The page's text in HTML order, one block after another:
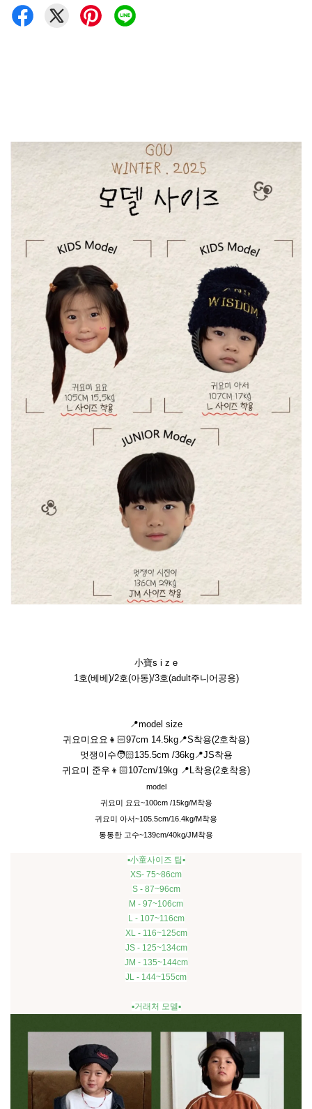
小寶s i z e
1호(베베)/2호(아동)/3호(adult주니어공용)
📍model size
귀요미요요👧🏻97cm 14.5kg📍S착용(2호착용)
멋쟁이수🧑🏻135.5cm /36kg📍JS착용
귀요미 준우👦🏻107cm/19kg 📍L착용(2호착용)
﻿model
귀요미 요요~100cm /15kg/M착용
귀요미 아서~105.5cm/16.4kg/M착용
통통한 고수~139cm/40kg/JM착용
▪️小童사이즈 팁▪️
XS- 75~86cm
S - 87~96cm
M - 97~106cm
L - 107~116cm
XL - 116~125cm
JS - 125~134cm
JM - 135~144cm
JL - 144~155cm
▪️거래처 모델▪️